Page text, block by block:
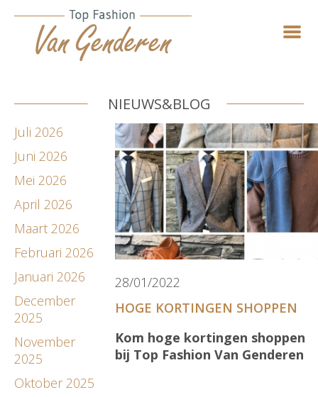
NIEUWS&BLOG
Juli 2026
Juni 2026
Mei 2026
April 2026
Maart 2026
Februari 2026
Januari 2026
December
2025
November
2025
Oktober 2025
28/01/2022
HOGE KORTINGEN SHOPPEN
Kom hoge kortingen shoppen
bij Top Fashion Van Genderen